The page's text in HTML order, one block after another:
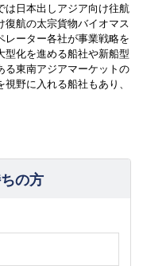
日本出しアジア向け往航
復航の太宗貨物バイオマス
レーター各社が事業戦略を
型化を進める船社や新船型
る東南アジアマーケットの
野に入れる船社もあり、
の方